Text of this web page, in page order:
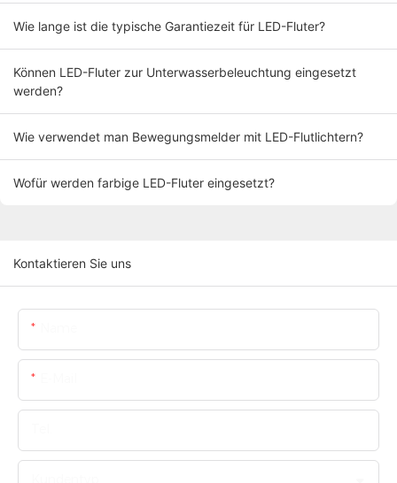
Wie lange ist die typische Garantiezeit für LED-Fluter?
Können LED-Fluter zur Unterwasserbeleuchtung eingesetzt
werden?
Wie verwendet man Bewegungsmelder mit LED-Flutlichtern?
Wofür werden farbige LED-Fluter eingesetzt?
Kontaktieren Sie uns